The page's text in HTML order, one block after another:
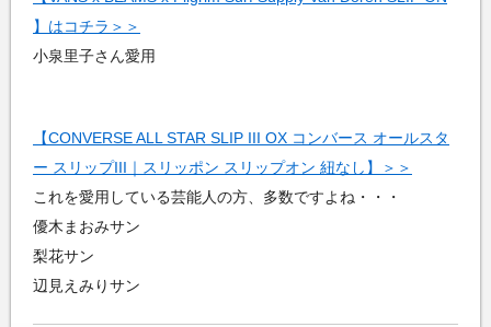
】はコチラ＞＞
小泉里子さん愛用
【CONVERSE ALL STAR SLIP III OX コンバース オールスタ
ー スリップIII｜スリッポン スリップオン 紐なし】＞＞
これを愛用している芸能人の方、多数ですよね・・・
優木まおみサン
梨花サン
辺見えみりサン